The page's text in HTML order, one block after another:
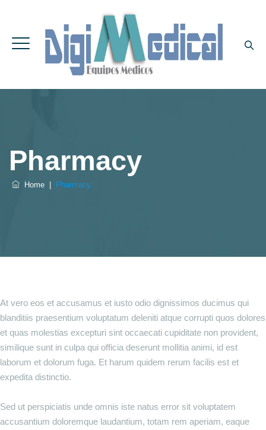
Pharmacy
Home Pharmacy
At vero eos et accusamus et iusto odio dignissimos ducimus qui
blanditiis praesentium voluptatum deleniti atque corrupti quos dolores
et quas molestias excepturi sint occaecati cupiditate non provident,
similique sunt in culpa qui officia deserunt mollitia animi, id est
laborum et dolorum fuga. Et harum quidem rerum facilis est et
expedita distinctio.
Sed ut perspiciatis unde omnis iste natus error sit voluptatem
accusantium doloremque laudantium, totam rem aperiam, eaque